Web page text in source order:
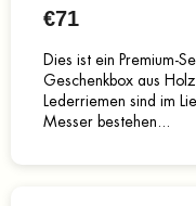
€71
Dies ist ein Premium-
Geschenkbox aus
Lederriemen sind im
Messer bestehen...